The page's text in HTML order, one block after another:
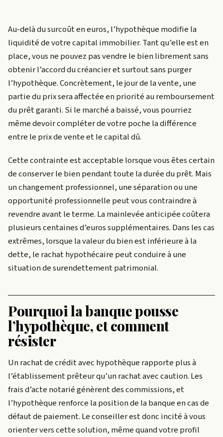
Au-delà du surcoût en euros, l’hypothèque modifie la
liquidité de votre capital immobilier. Tant qu’elle est en
place, vous ne pouvez pas vendre le bien librement sans
obtenir l’accord du créancier et surtout sans purger
l’hypothèque. Concrètement, le jour de la vente, une
partie du prix sera affectée en priorité au remboursement
du prêt garanti. Si le marché a baissé, vous pourriez
même devoir compléter de votre poche la différence
entre le prix de vente et le capital dû.
Cette contrainte est acceptable lorsque vous êtes certain
de conserver le bien pendant toute la durée du prêt. Mais
un changement professionnel, une séparation ou une
opportunité professionnelle peut vous contraindre à
revendre avant le terme. La mainlevée anticipée coûtera
plusieurs centaines d’euros supplémentaires. Dans les cas
extrêmes, lorsque la valeur du bien est inférieure à la
dette, le rachat hypothécaire peut conduire à une
situation de surendettement patrimonial.
Pourquoi la banque pousse
l’hypothèque, et comment
résister
Un rachat de crédit avec hypothèque rapporte plus à
l’établissement prêteur qu’un rachat avec caution. Les
frais d’acte notarié génèrent des commissions, et
l’hypothèque renforce la position de la banque en cas de
défaut de paiement. Le conseiller est donc incité à vous
orienter vers cette solution, même quand votre profil